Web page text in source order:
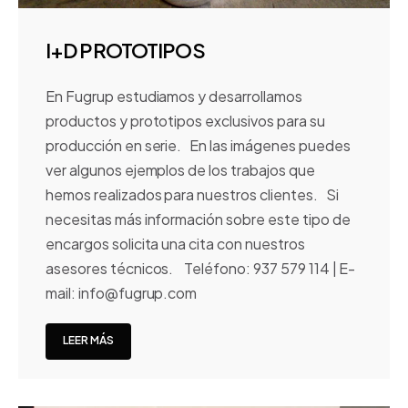
I+D PROTOTIPOS
En Fugrup estudiamos y desarrollamos
productos y prototipos exclusivos para su
producción en serie. En las imágenes puedes
ver algunos ejemplos de los trabajos que
hemos realizados para nuestros clientes. Si
necesitas más información sobre este tipo de
encargos solicita una cita con nuestros
asesores técnicos. Teléfono: 937 579 114 | E-
mail: info@fugrup.com
LEER MÁS